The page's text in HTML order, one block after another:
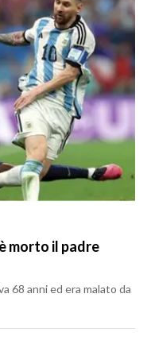
morto il padre
68 anni ed era malato da